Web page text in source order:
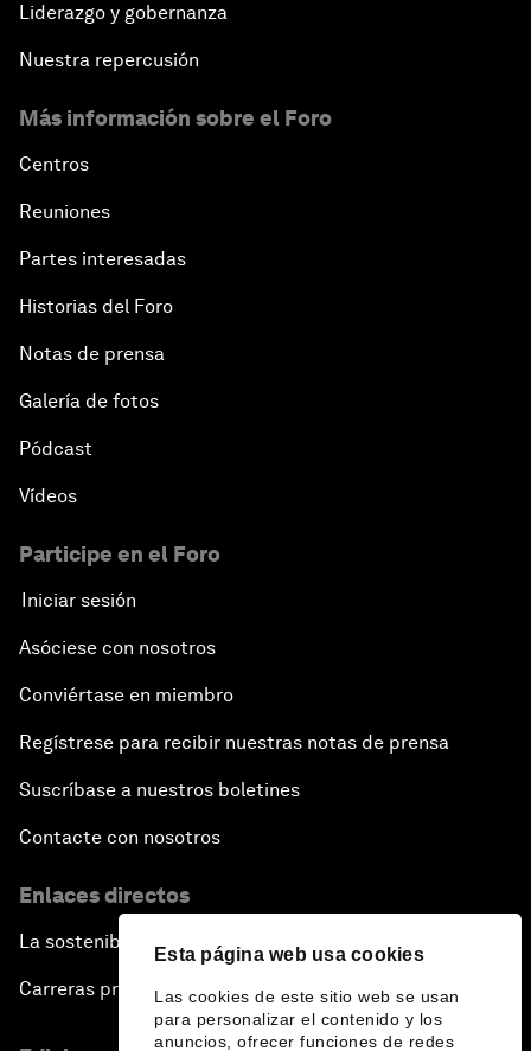
Esta página web usa cookies
Las cookies de este sitio web se usan
para personalizar el contenido y los
anuncios, ofrecer funciones de redes
Liderazgo y gobernanza
Nuestra repercusión
Más información sobre el Foro
Centros
Reuniones
Partes interesadas
Historias del Foro
Notas de prensa
Galería de fotos
Pódcast
Vídeos
Participe en el Foro
Iniciar sesión
Asóciese con nosotros
Conviértase en miembro
Regístrese para recibir nuestras notas de prensa
Suscríbase a nuestros boletines
Contacte con nosotros
Enlaces directos
La sostenibilidad en el Foro
Carreras profesionales